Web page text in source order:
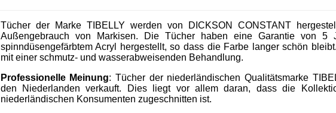
Tücher der Marke TIBELLY werden von DICKSON CONSTANT
Außengebrauch von Markisen. Die Tücher haben eine Garantie von 5
spinndüsengefärbtem Acryl hergestellt, so dass die Farbe langer schön
mit einer schmutz- und wasserabweisenden Behandlung.
Professionelle Meinung: Tücher der niederländischen Qualitätsmarke
den Niederlanden verkauft. Dies liegt vor allem daran, dass die
niederländischen Konsumenten zugeschnitten ist.